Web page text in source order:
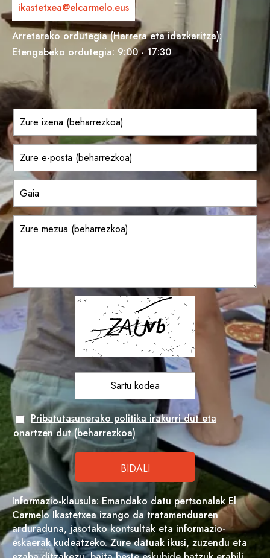
ikastetxea@elcarmelo.eus
Arretarako ordutegia (Harrera eta idazkaritza):
Etengabeko ordutegia: 9:00 - 17:30
Pribatutasunerako politika irakurri dut eta
onartzen dut (beharrezkoa)
Informazio-klausula: Emandako datu pertsonalak El
Carmelo Ikastetxea izango da tratamenduaren
arduraduna, jasotako kontsultak eta informazio-
eskaerak kudeatzeko. Zure datuak ikusi, zuzendu eta